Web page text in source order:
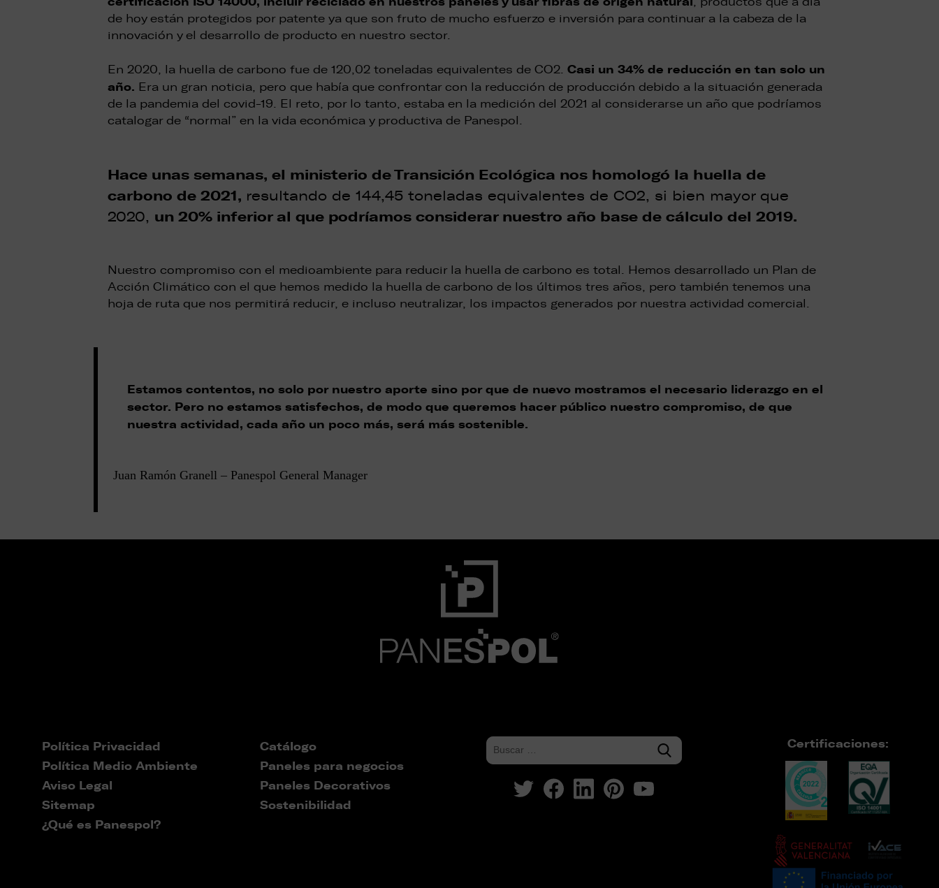
de hoy están protegidos por patente ya que son fruto de mucho esfuerzo e inversión para continuar a la cabeza de la
innovación y el desarrollo de producto en nuestro sector.
En 2020, la huella de carbono fue de 120,02 toneladas equivalentes de CO2.Casi un 34% de reducción en tan solo un
año. Era un gran noticia, pero que había que confrontar con la reducción de producción debido a la situación generada
de la pandemia del covid-19. El reto, por lo tanto, estaba en la medición del 2021 al considerarse un año que podríamos
catalogar de “normal” en la vida económica y productiva de Panespol.
Hace unas semanas, el ministerio de Transición Ecológica nos homologó la huella de
carbono de 2021, resultando de 144,45 toneladas equivalentes de CO2, si bien mayor que
2020, un 20% inferior al que podríamos considerar nuestro año base de cálculo del 2019.
Nuestro compromiso con el medioambiente para reducir la huella de carbono es total. Hemos desarrollado un Plan de
Acción Climático con el que hemos medido la huella de carbono de los últimos tres años, pero también tenemos una
hoja de ruta que nos permitirá reducir, e incluso neutralizar, los impactos generados por nuestra actividad comercial.
Estamos contentos, no solo por nuestro aporte sino por que de nuevo mostramos el necesario liderazgo en el
sector. Pero no estamos satisfechos, de modo que queremos hacer público nuestro compromiso, de que
nuestra actividad, cada año un poco más, será más sostenible.
Juan Ramón Granell – Panespol General Manager
Política Privacidad
Política Medio Ambiente
Aviso Legal
Sitemap
¿Qué es Panespol?
Catálogo
Paneles para negocios
Paneles Decorativos
Sostenibilidad
Certificaciones: